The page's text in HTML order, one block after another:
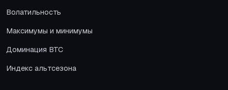
Волатильность
Максимумы и минимумы
Доминация BTC
Индекс альтсезона